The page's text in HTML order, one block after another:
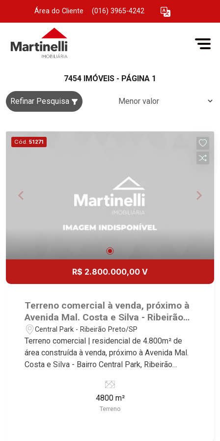
Área do Cliente (016) 3965-4242
7454 IMÓVEIS - PÁGINA 1
Refinar Pesquisa
Cód. 51271
R$ 2.800.000,00 V
Terreno comercial à venda, próximo à
Avenida Mal. Costa e Silva - Ribeirão
Preto/SP.
Central Park - Ribeirão Preto/SP
Terreno comercial | residencial de 4.800m² de
área construída à venda, próximo à Avenida Mal.
Costa e Silva - Bairro Central Park, Ribeirão
imóvel que a Martinelli Imobiliária selecionou
aprovado de 96 apartamentos de uma vaga com
4800 m²
Terreno